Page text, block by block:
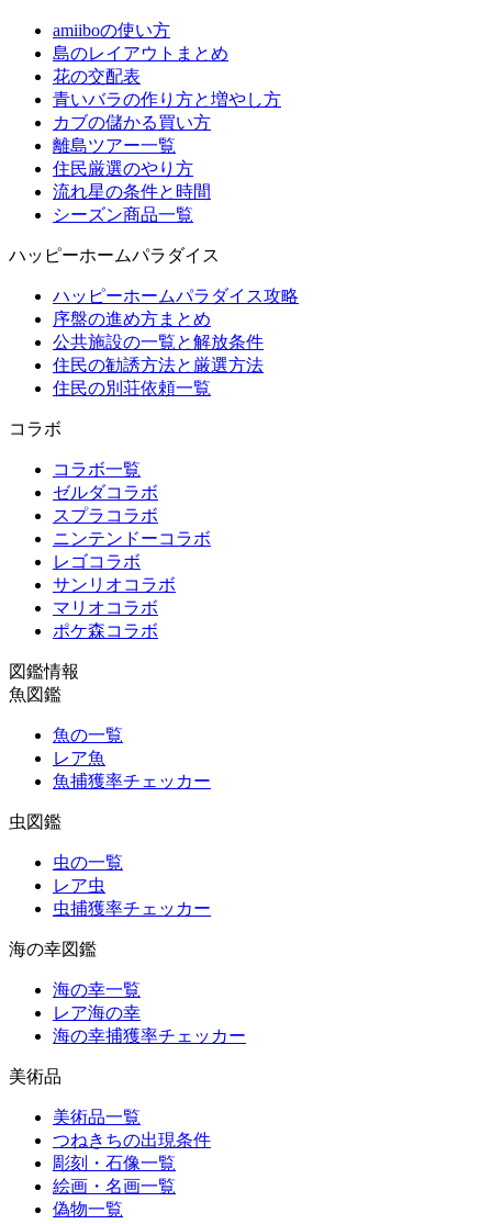
amiiboの使い方
島のレイアウトまとめ
花の交配表
青いバラの作り方と増やし方
カブの儲かる買い方
離島ツアー一覧
住民厳選のやり方
流れ星の条件と時間
シーズン商品一覧
ハッピーホームパラダイス
ハッピーホームパラダイス攻略
序盤の進め方まとめ
公共施設の一覧と解放条件
住民の勧誘方法と厳選方法
住民の別荘依頼一覧
コラボ
コラボ一覧
ゼルダコラボ
スプラコラボ
ニンテンドーコラボ
レゴコラボ
サンリオコラボ
マリオコラボ
ポケ森コラボ
図鑑情報
魚図鑑
魚の一覧
レア魚
魚捕獲率チェッカー
虫図鑑
虫の一覧
レア虫
虫捕獲率チェッカー
海の幸図鑑
海の幸一覧
レア海の幸
海の幸捕獲率チェッカー
美術品
美術品一覧
つねきちの出現条件
彫刻・石像一覧
絵画・名画一覧
偽物一覧